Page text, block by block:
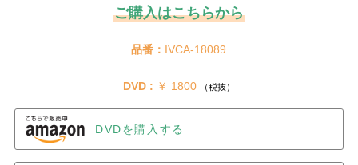
ご購入はこちらから
品番： IVCA-18089
DVD : ￥ 1800 （税抜）
DVDを購入する